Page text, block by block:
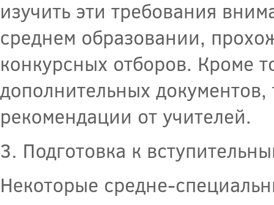
изучить эти требования
среднем образовании,
конкурсных отборов. Кроме
дополнительных
рекомендации от учителей.
3. Подготовка к
Некоторые средне-